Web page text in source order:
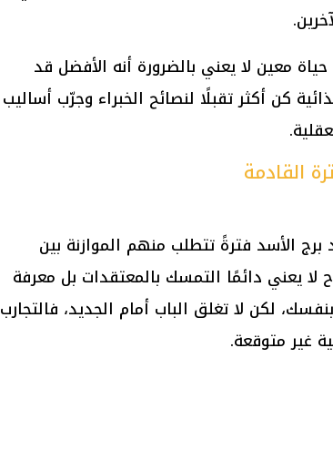
معين لا يعني بالضرورة أنه الأفضل قد
كن أكثر تقبلًا لنصائح الخبراء وجرّب أساليب
القادمة
برج الأسد فترةً تتطلب منهم الموازنة بين
لا يعني دائمًا التمسك بالمعتقدات بل معرفة
لكن لا تغلق الباب أمام الجديد، فالتجارب
غير متوقعة.